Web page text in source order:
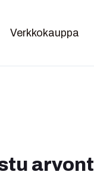
Verkkokauppa